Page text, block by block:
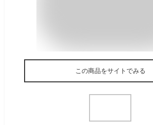
この商品をサイトでみる